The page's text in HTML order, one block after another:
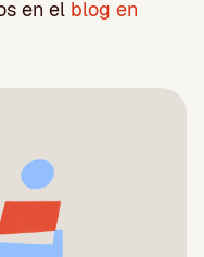
en el blog en